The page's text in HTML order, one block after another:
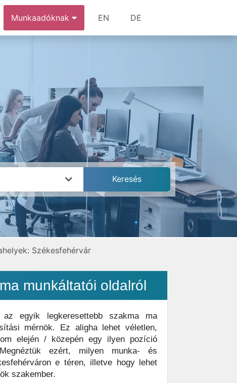
Munkaadóknak EN DE
Székesfehérvár
munkáltatói oldalról
egyik legkeresettebb szakma ma
mérnök. Ez aligha lehet véletlen,
elején / közepén egy ilyen pozíció
ezért, milyen munka- és
e téren, illetve hogy lehet
szakember.